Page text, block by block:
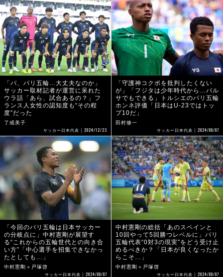
「パ、パリ五輪…大丈夫なのか」
サッカー取材記者が運営に呆れた
ウラ話「あら、試合あるの？」フ
ランス人女性の認知度も“その程
度”だった
了戒美子
サッカー日本代表 2024/12/23
「守護神コクボを批判したくない
が」「フジタは少年時代から…バル
サでもできる」トルシエのパリ五輪
ホンネ評価「日本はU-23ではトッ
プ10だ」
田村修一
サッカー日本代表 2024/08/07
「今回のパリ五輪は日本サッカー
の分岐点に」中村憲剛が展望す
る“これからの五輪世代との向き合
い方”「中心選手を招集できなかっ
たとしても…」
中村憲剛＋戸塚啓
サッカー日本代表 2024/08/07
中村憲剛の総括「あのスペインと
10回やって5回勝つレベルに」パリ
五輪代表“0対3の現実”をどう受け止
めるべきか？「日本が良くなったか
らこそ…」
中村憲剛＋戸塚啓
サッカー日本代表 2024/08/07